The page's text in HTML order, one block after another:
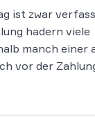
ist zwar
hadern viele
manch einer
vor der
damit zu
zahlen zu